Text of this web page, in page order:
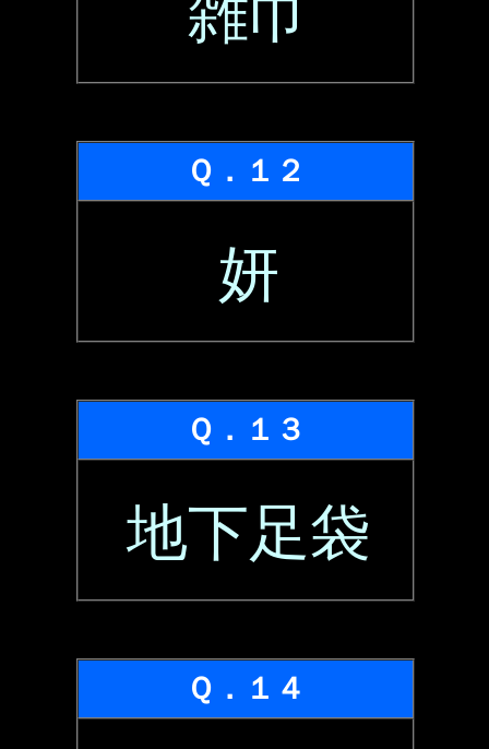
雑巾
Ｑ．１２
妍
Ｑ．１３
地下足袋
Ｑ．１４